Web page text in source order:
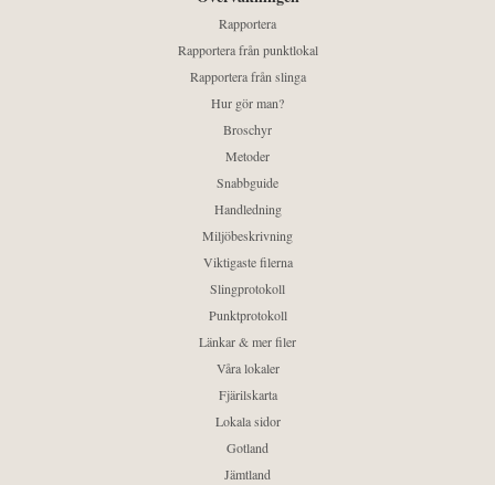
Rapportera
Rapportera från punktlokal
Rapportera från slinga
Hur gör man?
Broschyr
Metoder
Snabbguide
Handledning
Miljöbeskrivning
Viktigaste filerna
Slingprotokoll
Punktprotokoll
Länkar & mer filer
Våra lokaler
Fjärilskarta
Lokala sidor
Gotland
Jämtland